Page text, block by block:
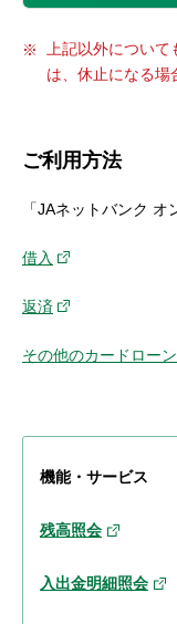
上記以外につい
は、休止になる場
ご利用方法
「JAネットバンク
借入
返済
その他のカードロー
機能・サービス
残高照会
入出金明細照会